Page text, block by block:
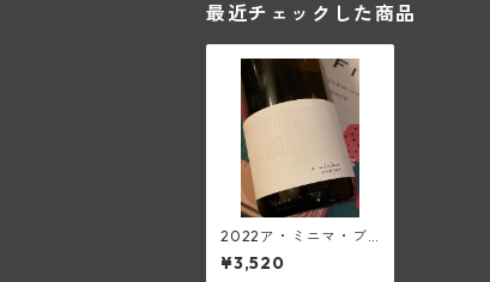
最近チェックした商品
2022ア・ミニマ・ブ
ラン・ACアルザス(ト
ラペ)
¥3,520